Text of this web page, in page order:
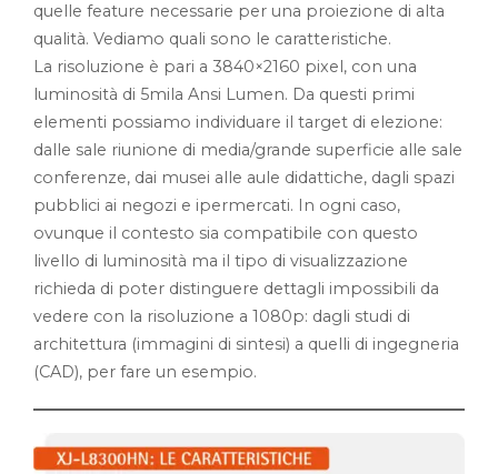
quelle feature necessarie per una proiezione di alta
qualità. Vediamo quali sono le caratteristiche.
La risoluzione è pari a 3840×2160 pixel, con una
luminosità di 5mila Ansi Lumen. Da questi primi
elementi possiamo individuare il target di elezione:
dalle sale riunione di media/grande superficie alle sale
conferenze, dai musei alle aule didattiche, dagli spazi
pubblici ai negozi e ipermercati. In ogni caso,
ovunque il contesto sia compatibile con questo
livello di luminosità ma il tipo di visualizzazione
richieda di poter distinguere dettagli impossibili da
vedere con la risoluzione a 1080p: dagli studi di
architettura (immagini di sintesi) a quelli di ingegneria
(CAD), per fare un esempio.